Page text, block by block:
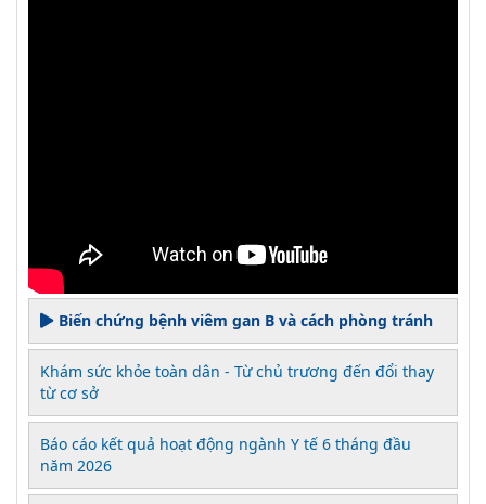
Biến chứng bệnh viêm gan B và cách phòng tránh
Khám sức khỏe toàn dân - Từ chủ trương đến đổi thay
từ cơ sở
Báo cáo kết quả hoạt động ngành Y tế 6 tháng đầu
năm 2026